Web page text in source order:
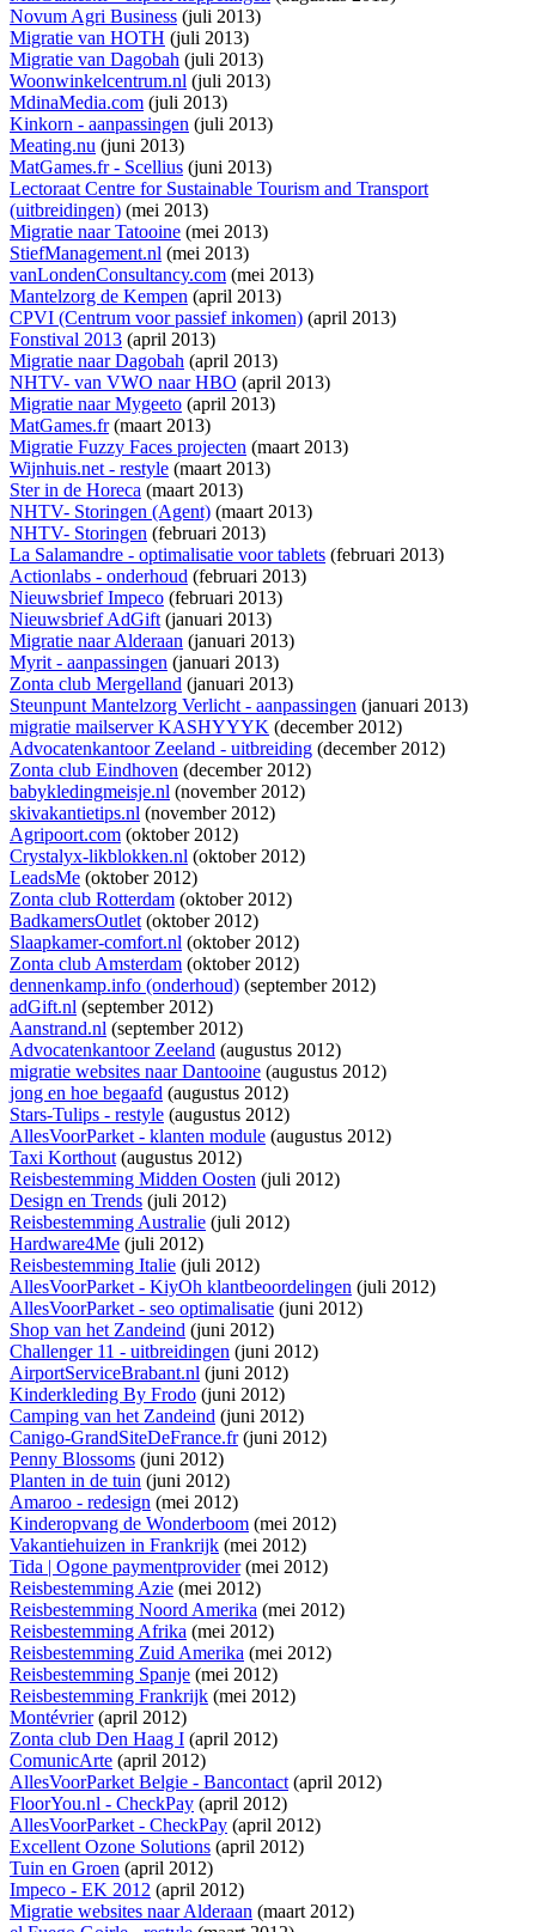
Novum Agri Business (juli 2013)
Migratie van HOTH (juli 2013)
Migratie van Dagobah (juli 2013)
Woonwinkelcentrum.nl (juli 2013)
MdinaMedia.com (juli 2013)
Kinkorn - aanpassingen (juli 2013)
Meating.nu (juni 2013)
MatGames.fr - Scellius (juni 2013)
Lectoraat Centre for Sustainable Tourism and Transport
(uitbreidingen) (mei 2013)
Migratie naar Tatooine (mei 2013)
StiefManagement.nl (mei 2013)
vanLondenConsultancy.com (mei 2013)
Mantelzorg de Kempen (april 2013)
CPVI (Centrum voor passief inkomen) (april 2013)
Fonstival 2013 (april 2013)
Migratie naar Dagobah (april 2013)
NHTV- van VWO naar HBO (april 2013)
Migratie naar Mygeeto (april 2013)
MatGames.fr(maart 2013)
Migratie Fuzzy Faces projecten (maart 2013)
Wijnhuis.net - restyle (maart 2013)
Ster in de Horeca (maart 2013)
NHTV- Storingen (Agent) (maart 2013)
NHTV- Storingen (februari 2013)
La Salamandre - optimalisatie voor tablets (februari 2013)
Actionlabs - onderhoud (februari 2013)
Nieuwsbrief Impeco (februari 2013)
Nieuwsbrief AdGift(januari 2013)
Migratie naar Alderaan (januari 2013)
Myrit - aanpassingen (januari 2013)
Zonta club Mergelland (januari 2013)
Steunpunt Mantelzorg Verlicht - aanpassingen (januari 2013)
migratie mailserver KASHYYYK (december 2012)
Advocatenkantoor Zeeland - uitbreiding (december 2012)
Zonta club Eindhoven (december 2012)
babykledingmeisje.nl (november 2012)
skivakantietips.nl (november 2012)
Agripoort.com (oktober 2012)
Crystalyx-likblokken.nl (oktober 2012)
LeadsMe (oktober 2012)
Zonta club Rotterdam (oktober 2012)
BadkamersOutlet(oktober 2012)
Slaapkamer-comfort.nl (oktober 2012)
Zonta club Amsterdam (oktober 2012)
dennenkamp.info (onderhoud) (september 2012)
adGift.nl (september 2012)
Aanstrand.nl (september 2012)
Advocatenkantoor Zeeland (augustus 2012)
migratie websites naar Dantooine (augustus 2012)
jong en hoe begaafd (augustus 2012)
Stars-Tulips - restyle (augustus 2012)
AllesVoorParket - klanten module (augustus 2012)
Taxi Korthout(augustus 2012)
Reisbestemming Midden Oosten (juli 2012)
Design en Trends (juli 2012)
Reisbestemming Australie (juli 2012)
Hardware4Me (juli 2012)
Reisbestemming Italie (juli 2012)
AllesVoorParket - KiyOh klantbeoordelingen (juli 2012)
AllesVoorParket - seo optimalisatie (juni 2012)
Shop van het Zandeind (juni 2012)
Challenger 11 - uitbreidingen (juni 2012)
AirportServiceBrabant.nl (juni 2012)
Kinderkleding By Frodo (juni 2012)
Camping van het Zandeind (juni 2012)
Canigo-GrandSiteDeFrance.fr(juni 2012)
Penny Blossoms (juni 2012)
Planten in de tuin (juni 2012)
Amaroo - redesign (mei 2012)
Kinderopvang de Wonderboom (mei 2012)
Vakantiehuizen in Frankrijk (mei 2012)
Tida | Ogone paymentprovider(mei 2012)
Reisbestemming Azie (mei 2012)
Reisbestemming Noord Amerika (mei 2012)
Reisbestemming Afrika (mei 2012)
Reisbestemming Zuid Amerika (mei 2012)
Reisbestemming Spanje (mei 2012)
Reisbestemming Frankrijk (mei 2012)
Montévrier(april 2012)
Zonta club Den Haag I (april 2012)
ComunicArte (april 2012)
AllesVoorParket Belgie - Bancontact(april 2012)
FloorYou.nl - CheckPay (april 2012)
AllesVoorParket - CheckPay (april 2012)
Excellent Ozone Solutions (april 2012)
Tuin en Groen (april 2012)
Impeco - EK 2012 (april 2012)
Migratie websites naar Alderaan (maart 2012)